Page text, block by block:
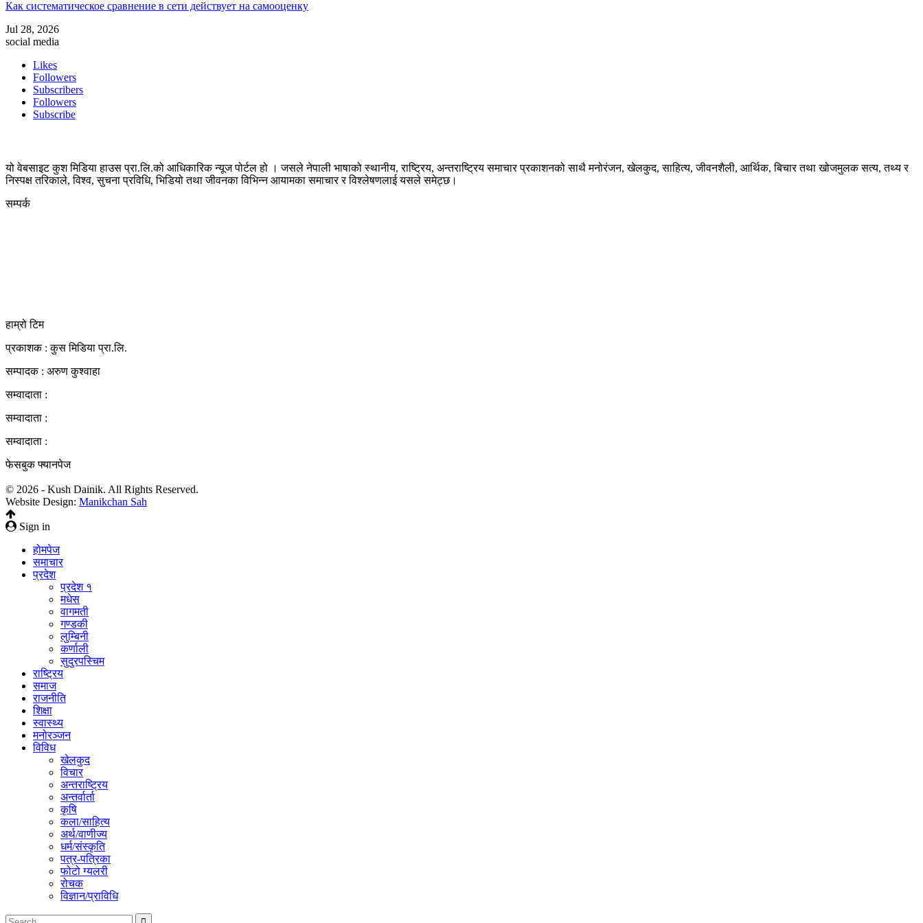
Как систематическое сравнение в сети действует на самооценку
Jul 28, 2026
social media
Likes
Followers
Subscribers
Followers
Subscribe
यो वेबसाइट कुश मिडिया हाउस प्रा.लि.को आधिकारिक न्यूज पोर्टल हो । जसले नेपाली भाषाको स्थानीय, राष्ट्रिय, अन्तराष्ट्रिय समाचार प्रकाशनको साथै मनोरंजन, खेलकुद, साहित्य, जीवनशैली, आर्थिक, बिचार तथा खोजमुलक सत्य, तथ्य र
निस्पक्ष तरिकाले, विश्व, सुचना प्रविधि, भिडियो तथा जीवनका विभिन्न आयामका समाचार र विश्लेषणलाई यसले समेट्छ।
सम्पर्क
हाम्रो टिम
प्रकाशक : कुस मिडिया प्रा‍.लि.
सम्पादक : अरुण कुश्वाहा
सम्वादाता :
सम्वादाता :
सम्वादाता :
फेसबुक फ्यानपेज
© 2026 - Kush Dainik. All Rights Reserved.
Website Design: Manikchan Sah
Sign in
होमपेज
समाचार
प्रदेश
प्रदेश १
मधेस
वागमती
गण्डकी
लुम्बिनी
कर्णाली
सुदुरपस्चिम
राष्ट्रिय
समाज
राजनीति
शिक्षा
स्वास्थ्य
मनोरञ्जन
विविध
खेलकुद
विचार
अन्तराष्ट्रिय
अन्तर्वार्ता
कृषि
कला/साहित्य
अर्थ/वाणीज्य
धर्म/संस्कृति
पत्र-पत्रिका
फोटो ग्यलरी
रोचक
विज्ञान/प्राविधि